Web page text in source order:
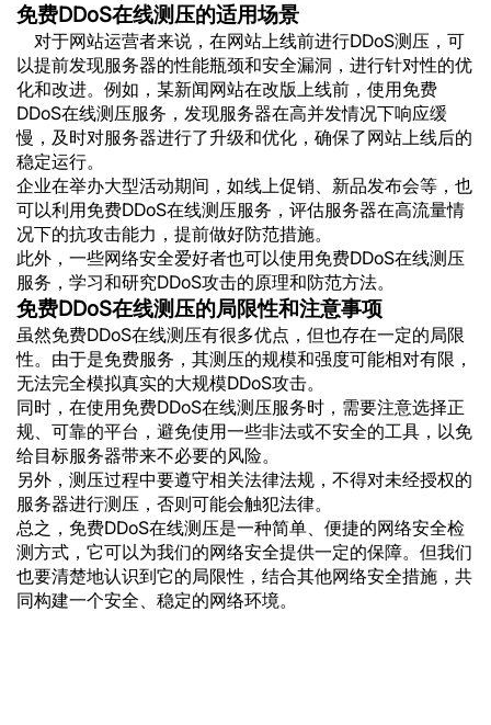
免费DDoS在线测压的适用场景
对于网站运营者来说，在网站上线前进行DDoS测压，可
以提前发现服务器的性能瓶颈和安全漏洞，进行针对性的优
化和改进。例如，某新闻网站在改版上线前，使用免费
DDoS在线测压服务，发现服务器在高并发情况下响应缓
慢，及时对服务器进行了升级和优化，确保了网站上线后的
稳定运行。
企业在举办大型活动期间，如线上促销、新品发布会等，也
可以利用免费DDoS在线测压服务，评估服务器在高流量情
况下的抗攻击能力，提前做好防范措施。
此外，一些网络安全爱好者也可以使用免费DDoS在线测压
服务，学习和研究DDoS攻击的原理和防范方法。
免费DDoS在线测压的局限性和注意事项
虽然免费DDoS在线测压有很多优点，但也存在一定的局限
性。由于是免费服务，其测压的规模和强度可能相对有限，
无法完全模拟真实的大规模DDoS攻击。
同时，在使用免费DDoS在线测压服务时，需要注意选择正
规、可靠的平台，避免使用一些非法或不安全的工具，以免
给目标服务器带来不必要的风险。
另外，测压过程中要遵守相关法律法规，不得对未经授权的
服务器进行测压，否则可能会触犯法律。
总之，免费DDoS在线测压是一种简单、便捷的网络安全检
测方式，它可以为我们的网络安全提供一定的保障。但我们
也要清楚地认识到它的局限性，结合其他网络安全措施，共
同构建一个安全、稳定的网络环境。